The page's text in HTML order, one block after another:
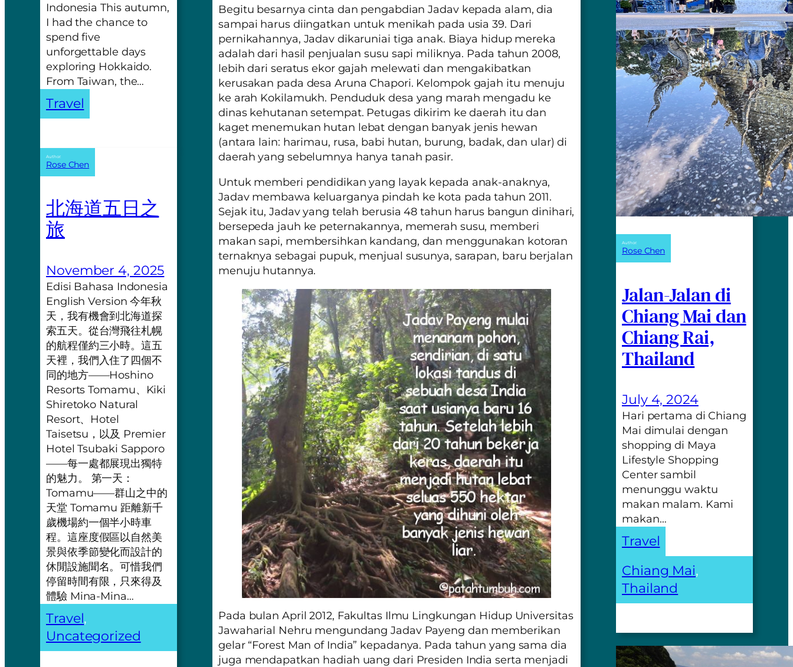
Indonesia This autumn,
I had the chance to
spend five
unforgettable days
exploring Hokkaido.
From Taiwan, the…
Travel
Author:
Rose Chen
北海道五日之
旅
November 4, 2025
Edisi Bahasa Indonesia
English Version 今年秋
天，我有機會到北海道探
索五天。從台灣飛往札幌
的航程僅約三小時。這五
天裡，我們入住了四個不
同的地方——Hoshino
Resorts Tomamu、Kiki
Shiretoko Natural
Resort、Hotel
Taisetsu，以及 Premier
Hotel Tsubaki Sapporo
——每一處都展現出獨特
的魅力。 第一天：
Tomamu——群山之中的
天堂 Tomamu 距離新千
歲機場約一個半小時車
程。這座度假區以自然美
景與依季節變化而設計的
休閒設施聞名。可惜我們
停留時間有限，只來得及
體驗 Mina-Mina…
Travel
Uncategorized
Begitu besarnya cinta dan pengabdian Jadav kepada alam, dia
sampai harus diingatkan untuk menikah pada usia 39. Dari
pernikahannya, Jadav dikaruniai tiga anak. Biaya hidup mereka
adalah dari hasil penjualan susu sapi miliknya. Pada tahun 2008,
lebih dari seratus ekor gajah melewati dan mengakibatkan
kerusakan pada desa Aruna Chapori. Kelompok gajah itu menuju
ke arah Kokilamukh. Penduduk desa yang marah mengadu ke
dinas kehutanan setempat. Petugas dikirim ke daerah itu dan
kaget menemukan hutan lebat dengan banyak jenis hewan
(antara lain: harimau, rusa, babi hutan, burung, badak, dan ular) di
daerah yang sebelumnya hanya tanah pasir.
Untuk memberi pendidikan yang layak kepada anak-anaknya,
Jadav membawa keluarganya pindah ke kota pada tahun 2011.
Sejak itu, Jadav yang telah berusia 48 tahun harus bangun dinihari,
bersepeda jauh ke peternakannya, memerah susu, memberi
makan sapi, membersihkan kandang, dan menggunakan kotoran
ternaknya sebagai pupuk, menjual susunya, sarapan, baru berjalan
menuju hutannya.
Pada bulan April 2012, Fakultas Ilmu Lingkungan Hidup Universitas
Jawaharial Nehru mengundang Jadav Payeng dan memberikan
gelar “Forest Man of India” kepadanya. Pada tahun yang sama dia
juga mendapatkan hadiah uang dari Presiden India serta menjadi
Author:
Rose Chen
Jalan-Jalan di
Chiang Mai dan
Chiang Rai,
Thailand
July 4, 2024
Hari pertama di Chiang
Mai dimulai dengan
shopping di Maya
Lifestyle Shopping
Center sambil
menunggu waktu
makan malam. Kami
makan…
Travel
Chiang Mai
Thailand